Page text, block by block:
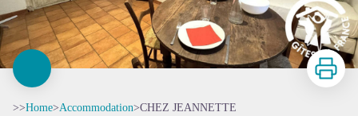
Print
>>Home>Accommodation>CHEZ JEANNETTE